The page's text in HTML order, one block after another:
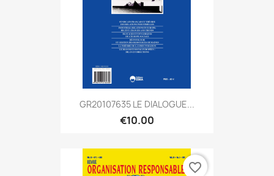
GR20107635 LE DIALOGUE...
€10.00
favorite_border